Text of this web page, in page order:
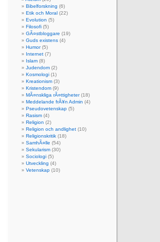
Bibelforskning (6)
Etik och Moral (22)
Evolution (5)
Filosofi (5)
GÃ¤stbloggare (19)
Guds existens (4)
Humor(5)
Internet (7)
Islam (8)
Judendom (2)
Kosmologi (1)
Kreationism (3)
Kristendom (9)
MÃ¤nskliga rÃ¤ttigheter(18)
Meddelande frÃ¥n Admin (4)
Pseudovetenskap (5)
Rasism (4)
Religion (2)
Religion och andlighet (10)
Religionskritik (18)
SamhÃ¤lle (54)
Sekularism (30)
Sociologi (5)
Utveckling (4)
Vetenskap (10)